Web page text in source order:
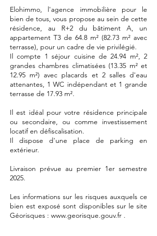
Elohimmo, l'agence immobilière pour le
bien de tous, vous propose au sein de cette
résidence, au R+2 du bâtiment A, un
appartement T3 de 64.8 m² (82.73 m² avec
terrasse), pour un cadre de vie privilégié.
Il compte 1 séjour cuisine de 24.94 m², 2
grandes chambres climatisées (13.35 m² et
12.95 m²) avec placards et 2 salles d'eau
attenantes, 1 WC indépendant et 1 grande
terrasse de 17.93 m².
Il est idéal pour votre résidence principale
ou secondaire, ou comme investissement
locatif en défiscalisation.
Il dispose d'une place de parking en
extérieur.
Livraison prévue au premier 1er semestre
2025.
Les informations sur les risques auxquels ce
bien est exposé sont disponibles sur le site
Géorisques : www.georisque.gouv.fr .